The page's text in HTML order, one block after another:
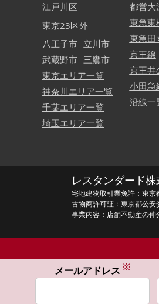
江戸川区
東京23区外
八王子市
武蔵野市
立川市
三鷹市
東京エリア一覧
神奈川エリア一覧
千葉エリア一覧
埼玉エリア一覧
都営大
東急東
東急田
京王線
京王井
小田急
沿線一
レスタンダード株
宅地建物取引業免許：東
古物商許可証：東京都公
事業内容：店舗不動産の
メールアドレス ※